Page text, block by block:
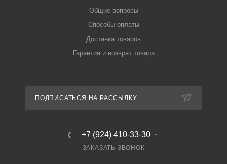
Общие вопросы
Способы оплаты
Доставка товаров
Гарантия и возврат товара
ПОДПИСАТЬСЯ НА РАССЫЛКУ
+7 (924) 410-33-30
ЗАКАЗАТЬ ЗВОНОК